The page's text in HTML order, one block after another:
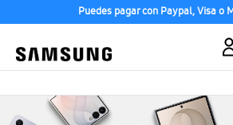
Puedes pagar con Paypal, Visa o